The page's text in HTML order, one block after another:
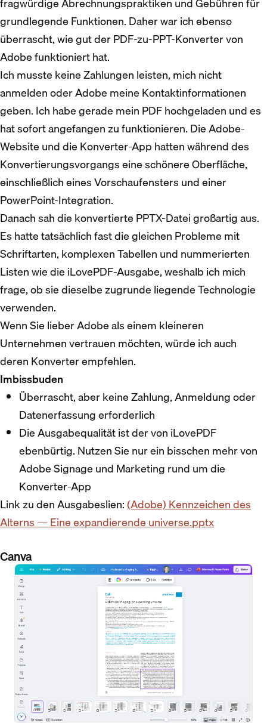
grundlegende Funktionen. Daher war ich ebenso
überrascht, wie gut der PDF-zu-PPT-Konverter von
Adobe funktioniert hat.
Ich musste keine Zahlungen leisten, mich nicht
anmelden oder Adobe meine Kontaktinformationen
geben. Ich habe gerade mein PDF hochgeladen und es
hat sofort angefangen zu funktionieren. Die Adobe-
Website und die Konverter-App hatten während des
Konvertierungsvorgangs eine schönere Oberfläche,
einschließlich eines Vorschaufensters und einer
PowerPoint-Integration.
Danach sah die konvertierte PPTX-Datei großartig aus.
Es hatte tatsächlich fast die gleichen Probleme mit
Schriftarten, komplexen Tabellen und nummerierten
Listen wie die iLovePDF-Ausgabe, weshalb ich mich
frage, ob sie dieselbe zugrunde liegende Technologie
verwenden.
Wenn Sie lieber Adobe als einem kleineren
Unternehmen vertrauen möchten, würde ich auch
deren Konverter empfehlen.
Imbissbuden
Überrascht, aber keine Zahlung, Anmeldung oder
Datenerfassung erforderlich
Die Ausgabequalität ist der von iLovePDF
ebenbürtig. Nutzen Sie nur ein bisschen mehr von
Adobe Signage und Marketing rund um die
Konverter-App
Link zu den Ausgabeslien:(Adobe) Kennzeichen des
Alterns — Eine expandierende universe.pptx
Canva